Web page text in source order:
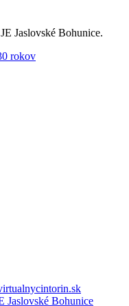
Jaslovské Bohunice.
Jaslovské Bohunice